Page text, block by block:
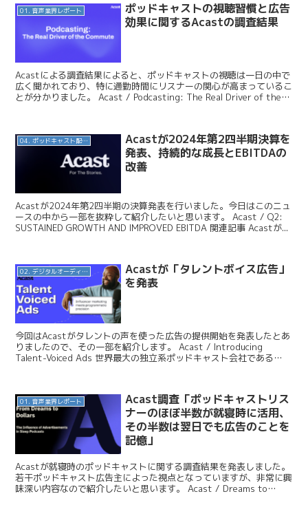
01. 音声業界レポート
ポッドキャストの視聴習慣と広告
効果に関するAcastの調査結果
Acastによる調査結果によると、ポッドキャストの視聴は一日の中で
広く聞かれており、特に通勤時間にリスナーの関心が高まっているこ
とが分かりました。 Acast / Podcasting: The Real Driver of the
04. ポッドキャスト配信・制作等
Acastが2024年第2四半期決算を
発表、持続的な成長とEBITDAの
改善
Acastが2024年第2四半期の決算発表を行いました。今日はこのニュ
ースの中から一部を抜粋して紹介したいと思います。 Acast / Q2:
SUSTAINED GROWTH AND IMPROVED EBITDA 関連記事 Acastが...
02. デジタルオーディオ広告（音声広告）
Acastが「タレントボイス広告」
を発表
今回はAcastがタレントの声を使った広告の提供開始を発表したとあ
りましたので、その一部を紹介します。 Acast / Introducing
Talent-Voiced Ads 世界最大の独立系ポッドキャスト会社である
01. 音声業界レポート
Acast調査「ポッドキャストリス
ナーのほぼ半数が就寝時に活用、
その半数は翌日でも広告のことを
記憶」
Acastが就寝時のポッドキャストに関する調査結果を発表しました。
若干ポッドキャスト広告主によった視点となっていますが、非常に興
味深い内容なので紹介したいと思います。 Acast / Dreams to